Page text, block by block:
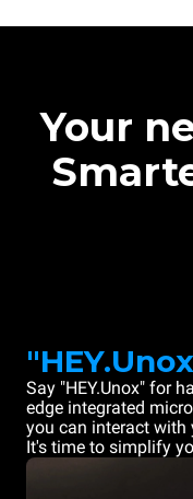
Your
Say "HEY.Unox" for
edge integrated
you can interact with
It's time to simplify